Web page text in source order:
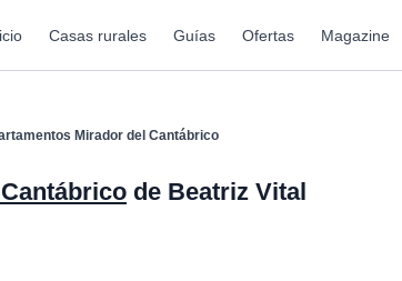
Casas rurales Guías Ofertas Magazine
Mirador del Cantábrico
de Beatriz Vital